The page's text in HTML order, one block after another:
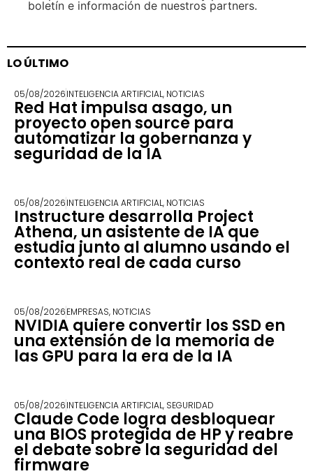
boletín e información de nuestros partners.
LO ÚLTIMO
05/08/2026INTELIGENCIA ARTIFICIAL, NOTICIAS
Red Hat impulsa asago, un
proyecto open source para
automatizar la gobernanza y
seguridad de la IA
05/08/2026INTELIGENCIA ARTIFICIAL, NOTICIAS
Instructure desarrolla Project
Athena, un asistente de IA que
estudia junto al alumno usando el
contexto real de cada curso
05/08/2026EMPRESAS, NOTICIAS
NVIDIA quiere convertir los SSD en
una extensión de la memoria de
las GPU para la era de la IA
05/08/2026INTELIGENCIA ARTIFICIAL, SEGURIDAD
Claude Code logra desbloquear
una BIOS protegida de HP y reabre
el debate sobre la seguridad del
firmware